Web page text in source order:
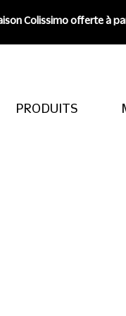
Colissimo offerte à
PRODUITS